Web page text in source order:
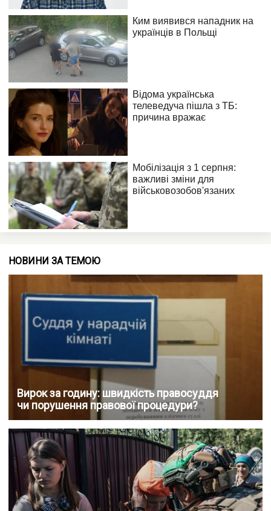
НОВИНИ ЗА ТЕМОЮ
Вирок за годину: швидкість правосуддя
чи порушення правової процедури?